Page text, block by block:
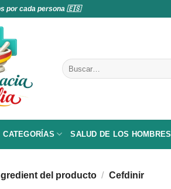
por cada persona 🇪🇸
Buscar
por:
CATEGORÍAS SALUD DE LOS HOMBRES
del producto / Cefdinir